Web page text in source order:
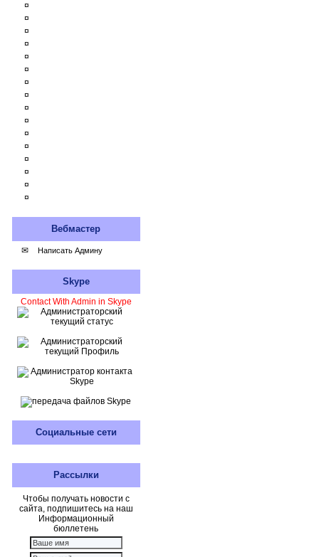
¤
¤
¤
¤
¤
¤
¤
¤
¤
¤
¤
¤
¤
¤
¤
¤
Вебмастер
✉ Написать Админу
Skype
Contact With Admin in Skype
Социальные сети
Рассылки
Чтобы получать новости с
сайта, подпишитесь на наш
Информационный
бюллетень